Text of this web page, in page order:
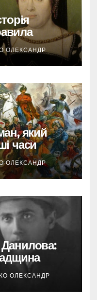
ОЛЕКСАНДР
який
часи
ОЛЕКСАНДР
Данилова:
ОЛЕКСАНДР